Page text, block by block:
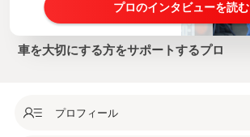
プロのインタビューを読む
車を大切にする方をサポートするプロ
プロフィール